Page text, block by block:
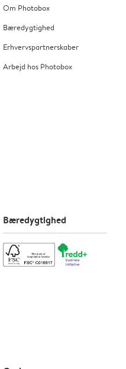
Om Photobox
Bæredygtighed
Erhvervspartnerskaber
Arbejd hos Photobox
Bæredygtighed